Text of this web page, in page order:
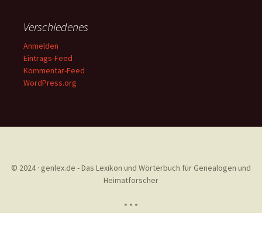
Verschiedenes
Anmelden
Eintrags-Feed
Kommentar-Feed
WordPress.org
© 2024 · genlex.de - Das Lexikon und Wörterbuch für Genealogen und
Heimatforscher
* * *